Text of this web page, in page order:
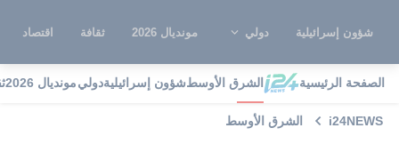
شؤون إسرائيلية دولي مونديال 2026 ثقافة اقتصاد
الصفحة الرئيسية الشرق الأوسطشؤون إسرائيليةدوليمونديال 2026
i24NEWS الشرق الأوسط